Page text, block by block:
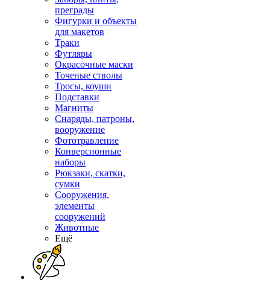
преграды
Фигурки и объекты
для макетов
Траки
Футляры
Окрасочные маски
Точеные стволы
Тросы, коуши
Подставки
Магниты
Снаряды, патроны,
вооружение
Фототравление
Конверсионные
наборы
Рюкзаки, скатки,
сумки
Сооружения,
элементы
сооружений
Животные
Ещё